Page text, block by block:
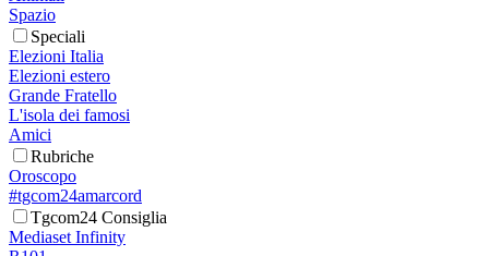
Spazio
Speciali
Elezioni Italia
Elezioni estero
Grande Fratello
L'isola dei famosi
Amici
Rubriche
Oroscopo
#tgcom24amarcord
Tgcom24 Consiglia
Mediaset Infinity